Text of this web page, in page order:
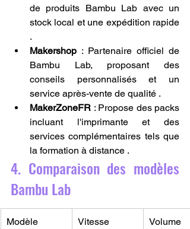
de produits Bambu Lab avec un
stock local et une expédition rapide
.
Makershop : Partenaire officiel de
Bambu Lab, proposant des
conseils personnalisés et un
service après-vente de qualité .
MakerZoneFR : Propose des packs
incluant l'imprimante et des
services complémentaires tels que
la formation à distance .
4. Comparaison des modèles
Bambu Lab
Modèle
Vitesse
Volume